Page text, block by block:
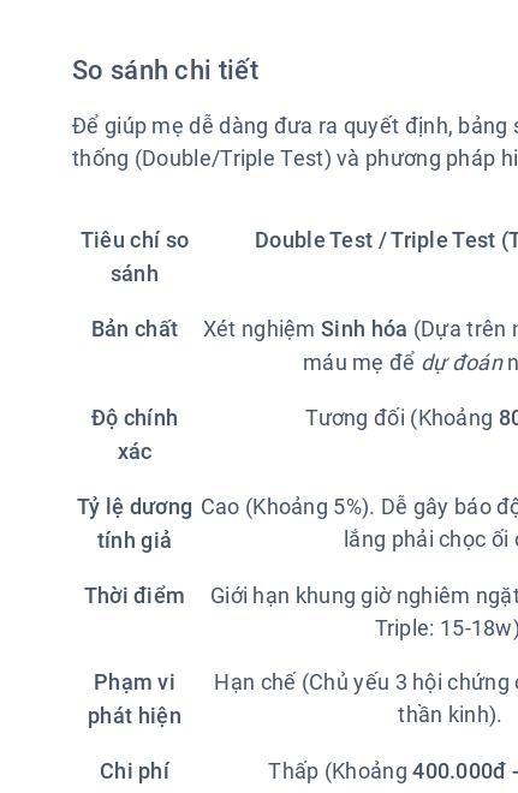
So sánh chi tiết
Để giúp mẹ dễ dàng đưa ra quyết định,
thống (Double/Triple Test) và phương pháp
Tiêu chí so
sánh
Double Test / Triple Test
Bản chất Xét nghiệmSinh hóa (Dựa trên
máu mẹ để dự đoán
Độ chính
xác
Tương đối (Khoảng
Tỷ lệ dương
tính giả
Cao (Khoảng 5%). Dễ gây báo
lắng phải chọc ối
Thời điểm
Giới hạn khung giờ nghiêm
Triple: 15-
Phạm vi
phát hiện
Hạn chế (Chủ yếu 3 hội chứng
thần kinh).
Chi phí Thấp (Khoảng400.000đ